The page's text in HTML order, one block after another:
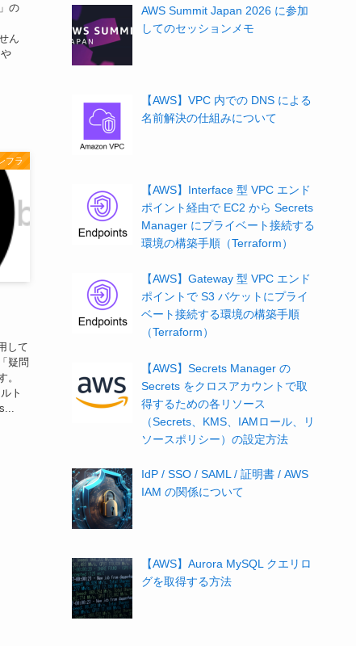
の
ん
フラ
して
疑問
。
ト
AWS Summit Japan 2026 に参加
してのセッションメモ
【AWS】VPC 内での DNS による
名前解決の仕組みについて
【AWS】Interface 型 VPC エンド
ポイント経由で EC2 から Secrets
Manager にプライベート接続する
環境の構築手順（Terraform）
【AWS】Gateway 型 VPC エンド
ポイントで S3 バケットにプライ
ベート接続する環境の構築手順
（Terraform）
【AWS】Secrets Manager の
Secrets をクロスアカウントで取
得するための各リソース
（Secrets、KMS、IAMロール、リ
ソースポリシー）の設定方法
IdP / SSO / SAML / 証明書 / AWS
IAM の関係について
【AWS】Aurora MySQL クエリロ
グを取得する方法